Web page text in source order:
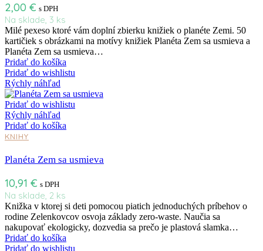
2,00 € s DPH
Na sklade, 3 ks
Milé pexeso ktoré vám doplní zbierku knižiek o planéte Zemi. 50
kartičiek s obrázkami na motívy knižiek Planéta Zem sa usmieva a
Planéta Zem sa usmieva…
Pridať do košíka
Pridať do wishlistu
Rýchly náhľad
Pridať do wishlistu
Rýchly náhľad
Pridať do košíka
KNIHY
Planéta Zem sa usmieva
10,91 € s DPH
Na sklade, 2 ks
Knižka v ktorej si deti pomocou piatich jednoduchých príbehov o
rodine Zelenkovcov osvoja základy zero-waste. Naučia sa
nakupovať ekologicky, dozvedia sa prečo je plastová slamka…
Pridať do košíka
Pridať do wishlistu